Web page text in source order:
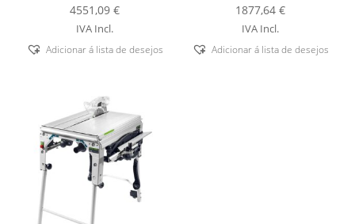
4551,09 €
IVA Incl.
Adicionar á lista de desejos
1877,64€
IVA Incl.
Adicionar á lista de desejos